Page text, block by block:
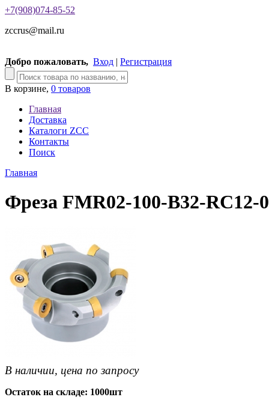
+7(908)074-85-52
zccrus@mail.ru
Добро пожаловать, Вход | Регистрация
В корзине, 0 товаров
Главная
Доставка
Каталоги ZCC
Контакты
Поиск
Главная
Фреза FMR02-100-B32-RC12-
В наличии, цена по запросу
Остаток на складе: 1000шт